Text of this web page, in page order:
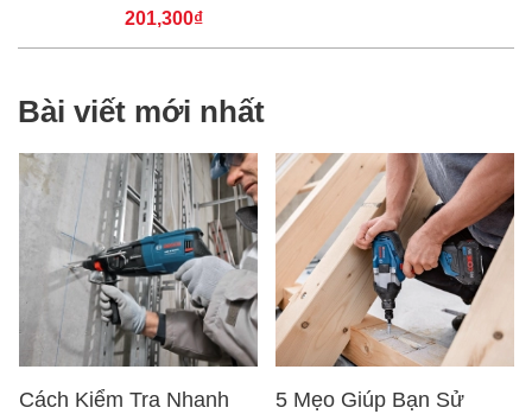
201,300₫
Bài viết mới nhất
Cách Kiểm Tra Nhanh
5 Mẹo Giúp Bạn Sử